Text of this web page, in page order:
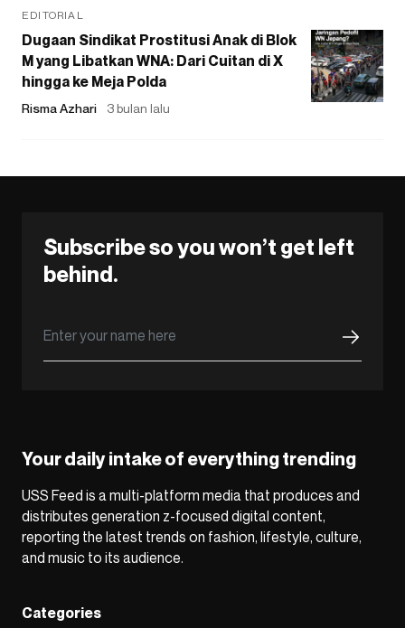
EDITORIAL
Dugaan Sindikat Prostitusi Anak di Blok
M yang Libatkan WNA: Dari Cuitan di X
hingga ke Meja Polda
Risma Azhari 3 bulan lalu
Subscribe so you won’t get left
behind.
Your daily intake of everything trending
USS Feed is a multi-platform media that produces and
distributes generation z-focused digital content,
reporting the latest trends on fashion, lifestyle, culture,
and music to its audience.
Categories